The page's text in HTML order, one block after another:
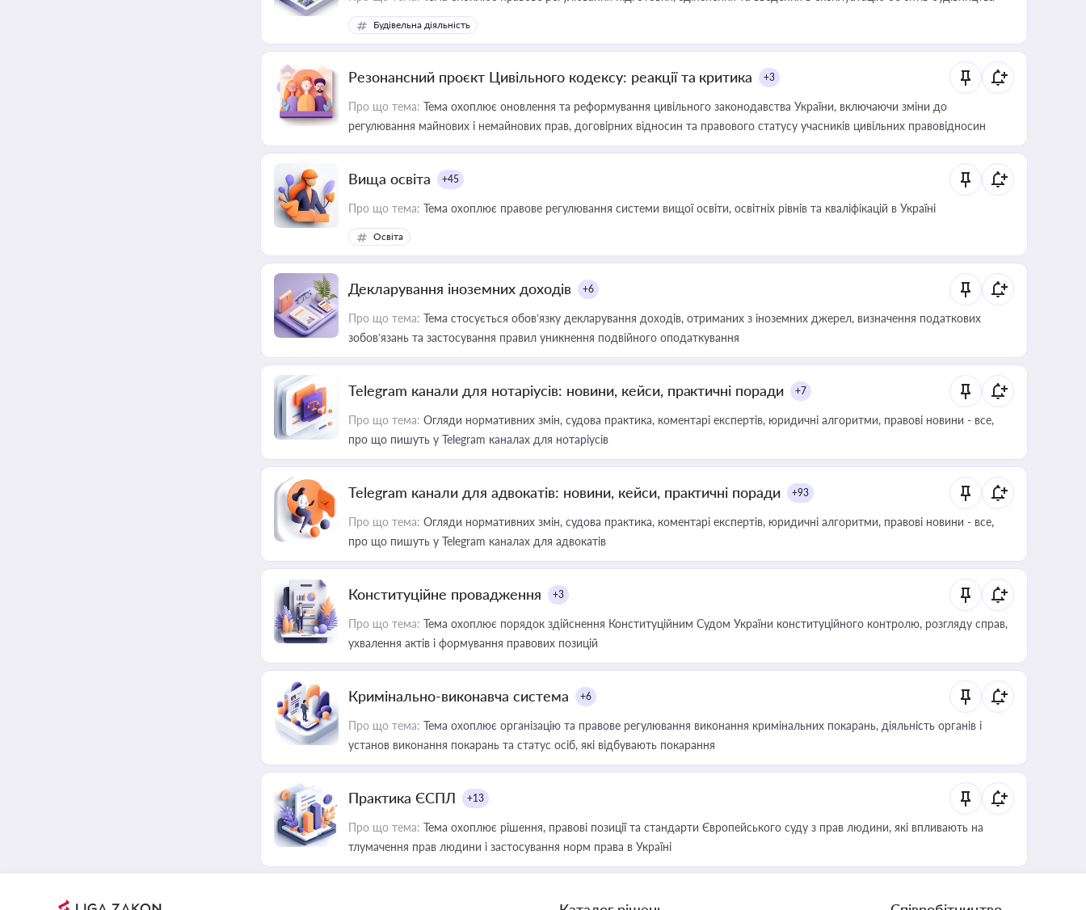
Будівельна діяльність
Резонансний проєкт Цивільного кодексу: реакції та критика +3
Про що тема: Тема охоплює оновлення та реформування цивільного законодавства України, включаючи зміни до
регулювання майнових і немайнових прав, договірних відносин та правового статусу учасників цивільних правовідносин
Вища освіта +45
Про що тема: Тема охоплює правове регулювання системи вищої освіти, освітніх рівнів та кваліфікацій в Україні
Освіта
Декларування іноземних доходів +6
Про що тема: Тема стосується обов’язку декларування доходів, отриманих з іноземних джерел, визначення податкових
зобов’язань та застосування правил уникнення подвійного оподаткування
Telegram канали для нотаріусів: новини, кейси, практичні поради +7
Про що тема: Огляди нормативних змін, судова практика, коментарі експертів, юридичні алгоритми, правові новини - все,
про що пишуть у Telegram каналах для нотаріусів
Telegram канали для адвокатів: новини, кейси, практичні поради +93
Про що тема: Огляди нормативних змін, судова практика, коментарі експертів, юридичні алгоритми, правові новини - все,
про що пишуть у Telegram каналах для адвокатів
Конституційне провадження +3
Про що тема: Тема охоплює порядок здійснення Конституційним Судом України конституційного контролю, розгляду справ,
ухвалення актів і формування правових позицій
Кримінально-виконавча система +6
Про що тема: Тема охоплює організацію та правове регулювання виконання кримінальних покарань, діяльність органів і
установ виконання покарань та статус осіб, які відбувають покарання
Практика ЄСПЛ +13
Про що тема: Тема охоплює рішення, правові позиції та стандарти Європейського суду з прав людини, які впливають на
тлумачення прав людини і застосування норм права в Україні